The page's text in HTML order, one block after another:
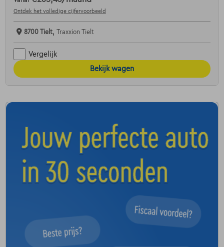
Ontdek het volledige cijfervoorbeeld
8700 Tielt, Traxxion Tielt
Vergelijk
Bekijk wagen